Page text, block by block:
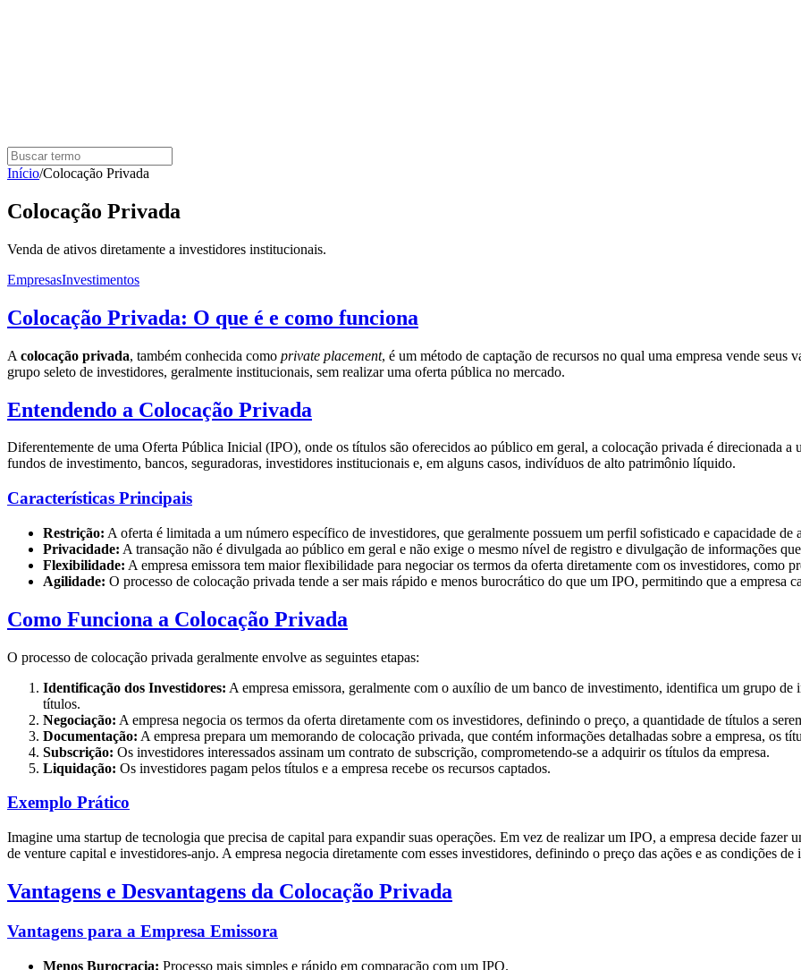
Início/Colocação Privada
Colocação Privada
Venda de ativos diretamente a investidores institucionais.
EmpresasInvestimentos
Colocação Privada: O que é e como funciona
A colocação privada, também conhecida como private placement, é um método de captação de recursos no qual uma empresa vende
grupo seleto de investidores, geralmente institucionais, sem realizar uma oferta pública no mercado.
Entendendo a Colocação Privada
Diferentemente de uma Oferta Pública Inicial (IPO), onde os títulos são oferecidos ao público em geral, a colocação privada é direcionada
fundos de investimento, bancos, seguradoras, investidores institucionais e, em alguns casos, indivíduos de alto patrimônio líquido.
Características Principais
Restrição: A oferta é limitada a um número específico de investidores, que geralmente possuem um perfil sofisticado e capacidade de
Privacidade: A transação não é divulgada ao público em geral e não exige o mesmo nível de registro e divulgação de informações
Flexibilidade: A empresa emissora tem maior flexibilidade para negociar os termos da oferta diretamente com os investidores, como
Agilidade: O processo de colocação privada tende a ser mais rápido e menos burocrático do que um IPO, permitindo que a empresa
Como Funciona a Colocação Privada
O processo de colocação privada geralmente envolve as seguintes etapas:
Identificação dos Investidores: A empresa emissora, geralmente com o auxílio de um banco de investimento, identifica um grupo
títulos.
Negociação: A empresa negocia os termos da oferta diretamente com os investidores, definindo o preço, a quantidade de títulos a
Documentação: A empresa prepara um memorando de colocação privada, que contém informações detalhadas sobre a empresa, os
Subscrição: Os investidores interessados assinam um contrato de subscrição, comprometendo-se a adquirir os títulos da empresa.
Liquidação: Os investidores pagam pelos títulos e a empresa recebe os recursos captados.
Exemplo Prático
Imagine uma startup de tecnologia que precisa de capital para expandir suas operações. Em vez de realizar um IPO, a empresa decide fazer
de venture capital e investidores-anjo. A empresa negocia diretamente com esses investidores, definindo o preço das ações e as condições de
Vantagens e Desvantagens da Colocação Privada
Vantagens para a Empresa Emissora
Menos Burocracia: Processo mais simples e rápido em comparação com um IPO.